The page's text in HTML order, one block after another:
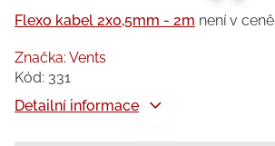
Flexo kabel 2x0,5mm - 2m není v ceně
Detailní informace
Značka: Vents
Kód: 331